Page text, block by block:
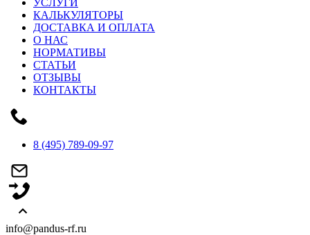
УСЛУГИ
КАЛЬКУЛЯТОРЫ
ДОСТАВКА И ОПЛАТА
О НАС
НОРМАТИВЫ
СТАТЬИ
ОТЗЫВЫ
КОНТАКТЫ
8 (495) 789-09-97
info@pandus-rf.ru